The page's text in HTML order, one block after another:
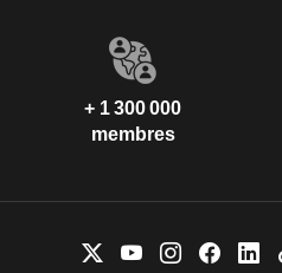
+ 1 300 000
membres